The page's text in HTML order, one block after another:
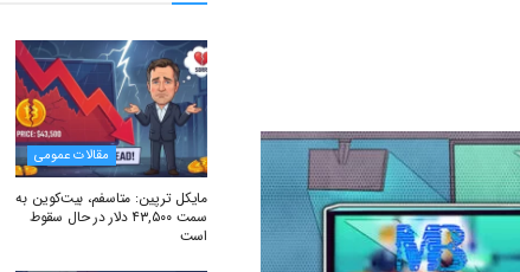
مقالات عمومی
مایکل ترپین: متاسفم، بیت‌کوین به
سمت ۴۳,۵۰۰ دلار در حال سقوط
است